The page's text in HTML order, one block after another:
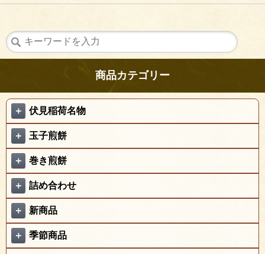
商品カテゴリー
＋ 伏見稲荷名物
＋ 玉子煎餅
＋ 巻き煎餅
＋ 詰め合わせ
＋ 新商品
＋ 季節商品